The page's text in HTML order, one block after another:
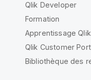
Qlik Developer
Formation
Apprentissage Qlik
Qlik Customer
Bibliothèque des